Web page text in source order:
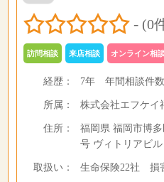
- (0
訪問相談 来店相談 オンライン相
経歴： 7年年間相談件数
所属： 株式会社エフケイ
住所：
福岡県 福岡市博
号 ヴィトリアビ
取扱い： 生命保険22社 損